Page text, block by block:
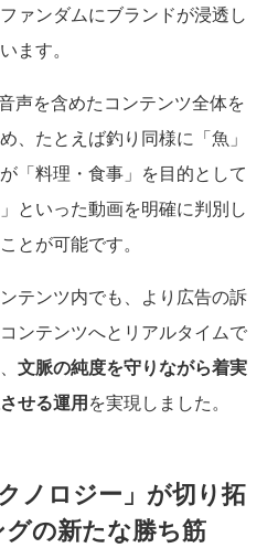
ァンダムにブランドが浸透し
ます。
声を含めたコンテンツ全体を
、たとえば釣り同様に「魚」
「料理・食事」を目的として
といった動画を明確に判別し
とが可能です。
テンツ内でも、より広告の訴
ンテンツへとリアルタイムで
文脈の純度を守りながら着実
せる運用を実現しました。
ノロジー」が切り拓
の新たな勝ち筋